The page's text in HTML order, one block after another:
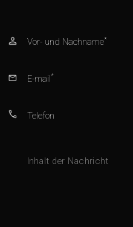
Vor- und Nachname*
E-mail*
Telefon